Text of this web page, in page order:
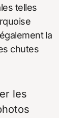
telles
la
chutes
les